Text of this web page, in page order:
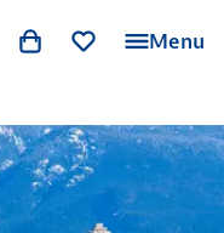
Menu